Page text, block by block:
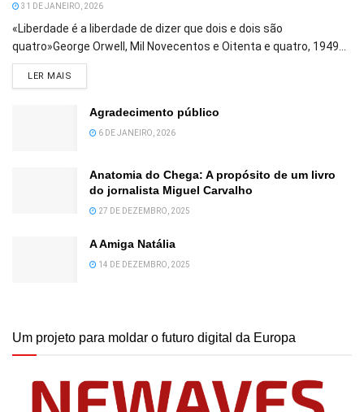
31 DE JANEIRO, 2026
«Liberdade é a liberdade de dizer que dois e dois são
quatro»George Orwell, Mil Novecentos e Oitenta e quatro, 1949...
LER MAIS
Agradecimento público
6 DE JANEIRO, 2026
Anatomia do Chega: A propósito de um livro
do jornalista Miguel Carvalho
27 DE DEZEMBRO, 2025
A Amiga Natália
14 DE DEZEMBRO, 2025
Um projeto para moldar o futuro digital da Europa